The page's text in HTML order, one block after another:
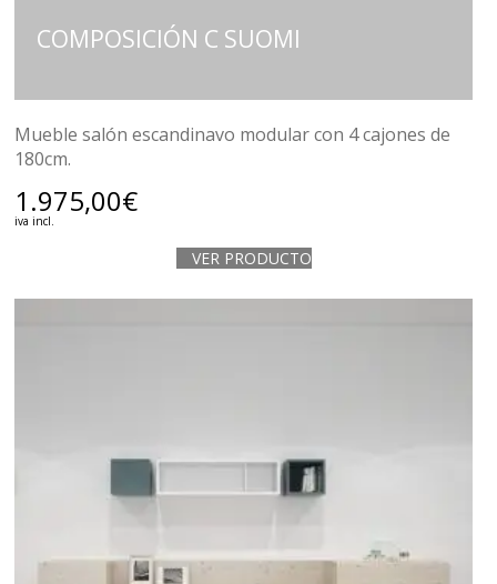
COMPOSICIÓN C SUOMI
Mueble salón escandinavo modular con 4 cajones de
180cm.
1.975,00€
iva incl.
VER PRODUCTO